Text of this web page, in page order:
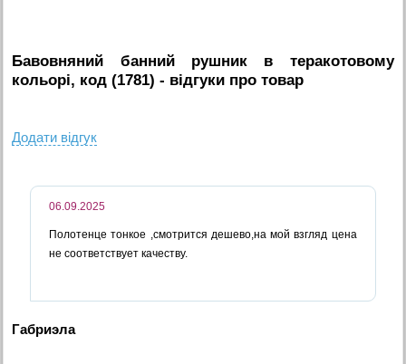
Бавовняний банний рушник в теракотовому
кольорі, код (1781) - вiдгуки про товар
Додати вiдгук
06.09.2025
Полотенце тонкое ,смотрится дешево,на мой взгляд цена
не соответствует качеству.
Габриэла